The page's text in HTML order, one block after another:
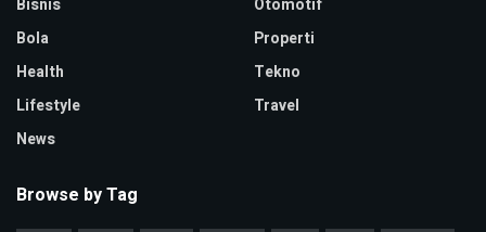
Bola
Health
Lifestyle
News
Properti
Tekno
Travel
Browse by Tag